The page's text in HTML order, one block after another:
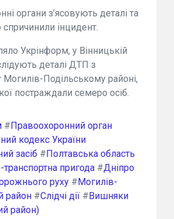
органи з’ясовують деталі та
інцидент.
Укрінформ, у Вінницькій
деталі ДТП з
Подільському районі,
постраждали семеро осіб.
# Правоохоронний орган
кодекс України
засіб # Полтавська область
пригода #Дніпро
руху # Могилів-
район #Слідчі дії # Вишняки
район)